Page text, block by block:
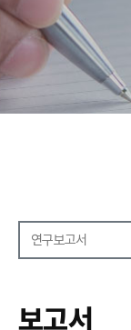
연구보고서
CEO Brief
보고서